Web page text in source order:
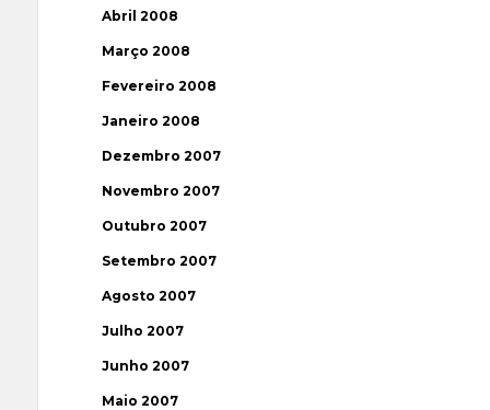
Abril 2008
Março 2008
Fevereiro 2008
Janeiro 2008
Dezembro 2007
Novembro 2007
Outubro 2007
Setembro 2007
Agosto 2007
Julho 2007
Junho 2007
Maio 2007